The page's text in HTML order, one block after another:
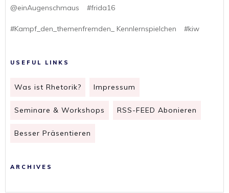
@einAugenschmaus #frida16
#Kampf_den_themenfremden_ Kennlernspielchen #kiw
USEFUL LINKS
Was ist Rhetorik? Impressum
Seminare & Workshops RSS-FEED Abonieren
Besser Präsentieren
ARCHIVES